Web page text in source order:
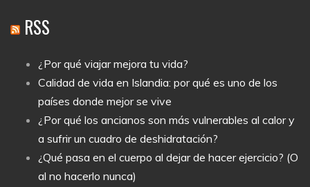
RSS
¿Por qué viajar mejora tu vida?
Calidad de vida en Islandia: por qué es uno de los
países donde mejor se vive
¿Por qué los ancianos son más vulnerables al calor y
a sufrir un cuadro de deshidratación?
¿Qué pasa en el cuerpo al dejar de hacer ejercicio? (O
al no hacerlo nunca)